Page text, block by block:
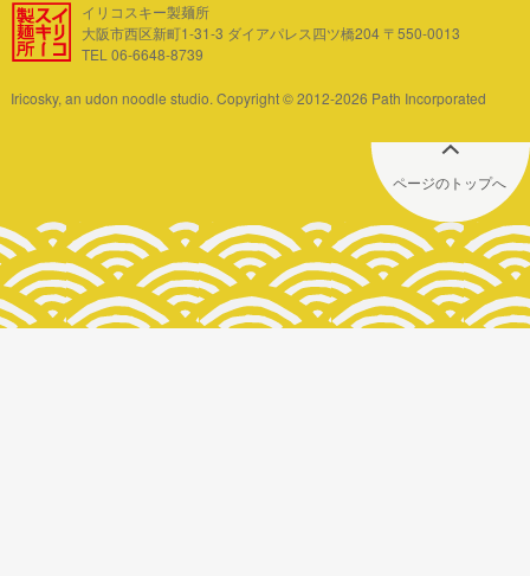
イリコスキー製麺所
大阪市西区新町1-31-3 ダイアパレス四ツ橋204 〒550-0013
TEL 06-6648-8739
Iricosky, an udon noodle studio. Copyright © 2012-2026 Path Incorporated
ページのトップへ